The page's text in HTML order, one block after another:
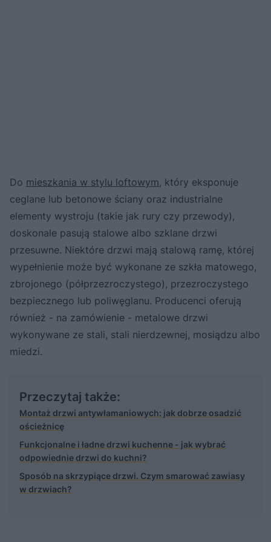
Do mieszkania w stylu loftowym, który eksponuje
ceglane lub betonowe ściany oraz industrialne
elementy wystroju (takie jak rury czy przewody),
doskonale pasują stalowe albo szklane drzwi
przesuwne. Niektóre drzwi mają stalową ramę, której
wypełnienie może być wykonane ze szkła matowego,
zbrojonego (półprzezroczystego), przezroczystego
bezpiecznego lub poliwęglanu. Producenci oferują
również - na zamówienie - metalowe drzwi
wykonywane ze stali, stali nierdzewnej, mosiądzu albo
miedzi.
Przeczytaj także:
Montaż drzwi antywłamaniowych: jak dobrze osadzić
ościeżnicę
Funkcjonalne i ładne drzwi kuchenne - jak wybrać
odpowiednie drzwi do kuchni?
Sposób na skrzypiące drzwi. Czym smarować zawiasy
w drzwiach?